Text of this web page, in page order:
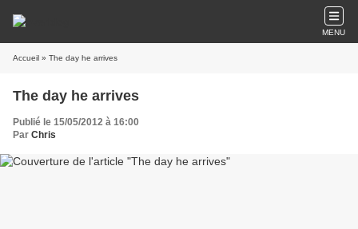
MENU
Accueil » The day he arrives
The day he arrives
Publié le 15/05/2012 à 16:00
Par Chris